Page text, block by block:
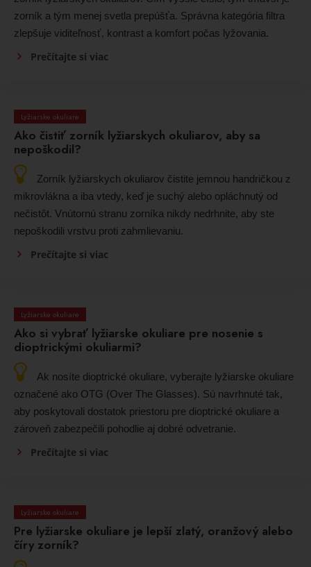
zorník a tým menej svetla prepúšťa. Správna kategória filtra
zlepšuje viditeľnosť, kontrast a komfort počas lyžovania.
Prečítajte si viac
Lyžiarske okuliare
Ako čistiť zorník lyžiarskych okuliarov, aby sa
nepoškodil?
Zorník lyžiarskych okuliarov čistite jemnou handričkou z
mikrovlákna a iba vtedy, keď je suchý alebo opláchnutý od
nečistôt. Vnútornú stranu zorníka nikdy nedrhnite, aby ste
nepoškodili vrstvu proti zahmlievaniu.
Prečítajte si viac
Lyžiarske okuliare
Ako si vybrať lyžiarske okuliare pre nosenie s
dioptrickými okuliarmi?
Ak nosíte dioptrické okuliare, vyberajte lyžiarske okuliare
označené ako OTG (Over The Glasses). Sú navrhnuté tak,
aby poskytovali dostatok priestoru pre dioptrické okuliare a
zároveň zabezpečili pohodlie aj dobré odvetranie.
Prečítajte si viac
Lyžiarske okuliare
Pre lyžiarske okuliare je lepší zlatý, oranžový alebo
číry zorník?